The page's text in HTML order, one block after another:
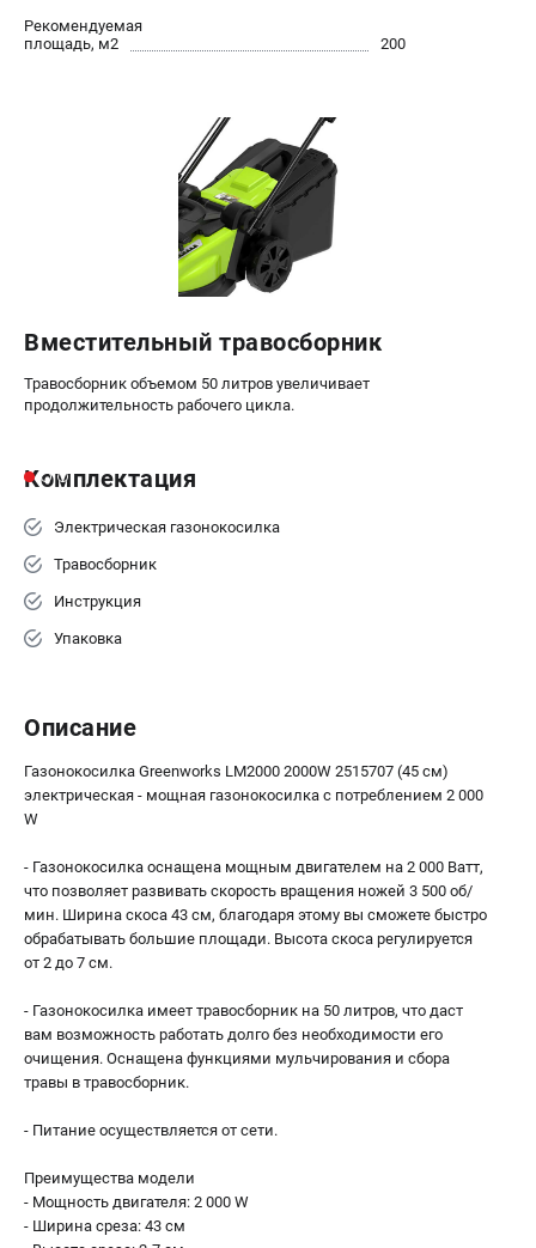
Рекомендуемая
площадь, м2
200
Вместительный травосборник
Травосборник объемом 50 литров увеличивает
продолжительность рабочего цикла.
Комплектация
Электрическая газонокосилка
Травосборник
Инструкция
Упаковка
Описание
Газонокосилка Greenworks LM2000 2000W 2515707 (45 см)
электрическая - мощная газонокосилка с потреблением 2 000
W
- Газонокосилка оснащена мощным двигателем на 2 000 Ватт,
что позволяет развивать скорость вращения ножей 3 500 об/
мин. Ширина скоса 43 см, благодаря этому вы сможете быстро
обрабатывать большие площади. Высота скоса регулируется
от 2 до 7 см.
- Газонокосилка имеет травосборник на 50 литров, что даст
вам возможность работать долго без необходимости его
очищения. Оcнащена функциями мульчирования и сбора
травы в травосборник.
- Питание осуществляется от сети.
Преимущества модели
- Мощность двигателя: 2 000 W
- Ширина среза: 43 см